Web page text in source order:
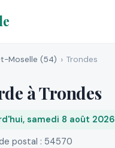
Moselle (54) Trondes
à Trondes
samedi 8 août 2026
postal : 54570